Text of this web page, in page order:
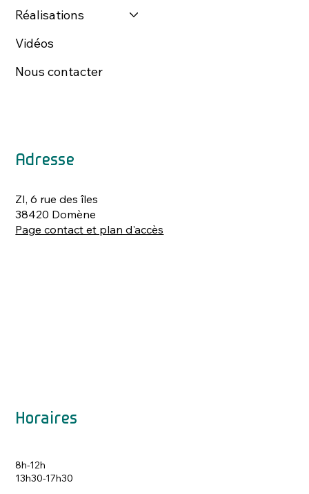
Réalisations
Vidéos
Nous contacter
Adresse
ZI, 6 rue des îles
38420 Domène
Page contact et plan d'accès
Horaires
8h-12h
13h30-17h30